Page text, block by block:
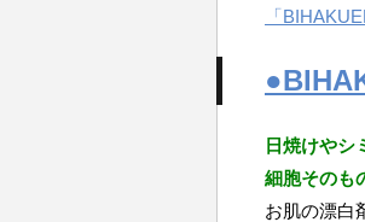
「
日焼けやシ
細胞そのも
お肌の漂白